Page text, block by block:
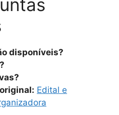
disponíveis?
Edital e